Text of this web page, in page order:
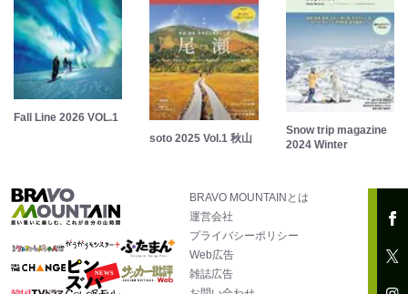
Fall Line 2026 VOL.1
soto 2025 Vol.1 秋山
Snow trip magazine
2024 Winter
BRAVO MOUNTAINとは
運営会社
プライバシーポリシー
Web広告
雑誌広告